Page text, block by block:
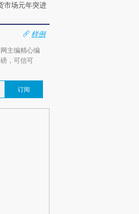
市场元年突进
样例
主编精心编
，可信可
订阅